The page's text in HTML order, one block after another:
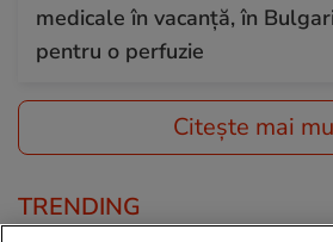
medicale în vacanță, în
pentru o perfuzie
Citește mai
TRENDING